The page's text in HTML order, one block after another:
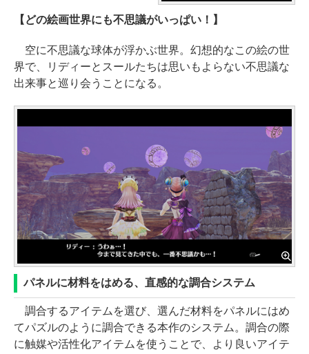
【どの絵画世界にも不思議がいっぱい！】
空に不思議な球体が浮かぶ世界。幻想的なこの絵の世
界で、リディーとスールたちは思いもよらない不思議な
出来事と巡り会うことになる。
パネルに材料をはめる、直感的な調合システム
調合するアイテムを選び、選んだ材料をパネルにはめ
てパズルのように調合できる本作のシステム。調合の際
に触媒や活性化アイテムを使うことで、より良いアイテ